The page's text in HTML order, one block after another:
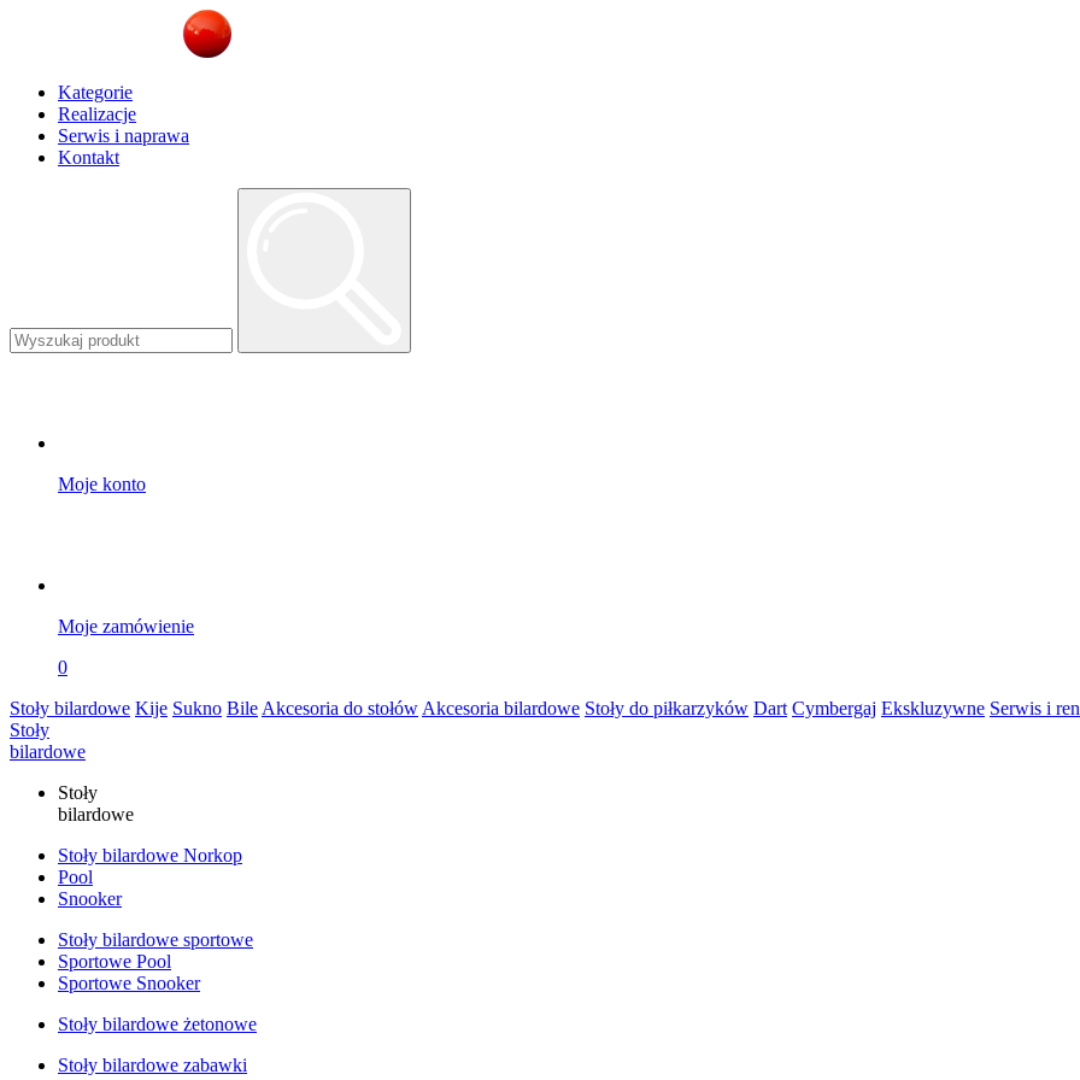
Kategorie
Realizacje
Serwis i naprawa
Kontakt
Moje konto
Moje zamówienie
0
Stoły bilardowe Kije Sukno Bile Akcesoria do stołów Akcesoria bilardowe Stoły do piłkarzyków Dart Cymbergaj Ekskluzywne Serwis i
Stoły
bilardowe
Stoły
bilardowe
Stoły bilardowe Norkop
Pool
Snooker
Stoły bilardowe sportowe
Sportowe Pool
Sportowe Snooker
Stoły bilardowe żetonowe
Stoły bilardowe zabawki